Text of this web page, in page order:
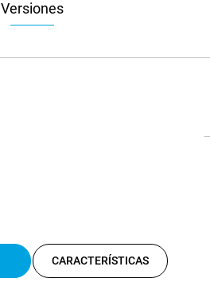
Versiones
CARACTERÍSTICAS